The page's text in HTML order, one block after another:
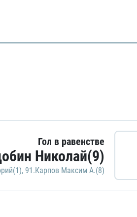
Гол в равенстве
Николай(9)
, 91.Карпов Максим А.(8)